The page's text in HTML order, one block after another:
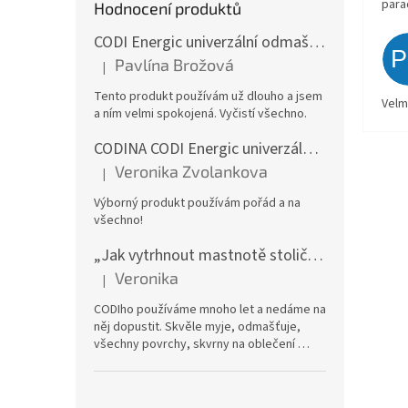
Hodnocení produktů
CODI Energic univerzální odmašťovač s rozprašovačem, 750 ml
Hodnocení produktu je 5 z 5 hvězdiček.
| Pavlína Brožová
Tento produkt používám už dlouho a jsem
a ním velmi spokojená. Vyčistí všechno.
CODINA CODI Energic univerzální odmašťovač, 5l kanystr
Hodnocení produktu je 5 z 5 hvězdiček.
| Veronika Zvolankova
Výborný produkt používám pořád a na
všechno!
„Jak vytrhnout mastnotě stoličku“ – CODI Energic univerzální odmašťovač 750 ml (náplň), karton 12 ks | dlouhodobá zásoba
Hodnocení produktu je 5 z 5 hvězdiček.
| Veronika
CODIho používáme mnoho let a nedáme na
něj dopustit. Skvěle myje, odmašťuje,
všechny povrchy, skvrny na oblečení …